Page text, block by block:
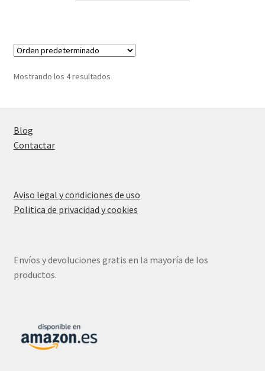
Mostrando los 4 resultados
Blog
Contactar
Aviso legal y condiciones de uso
Politica de privacidad y cookies
Envíos y devoluciones gratis en la mayoría de los
productos.